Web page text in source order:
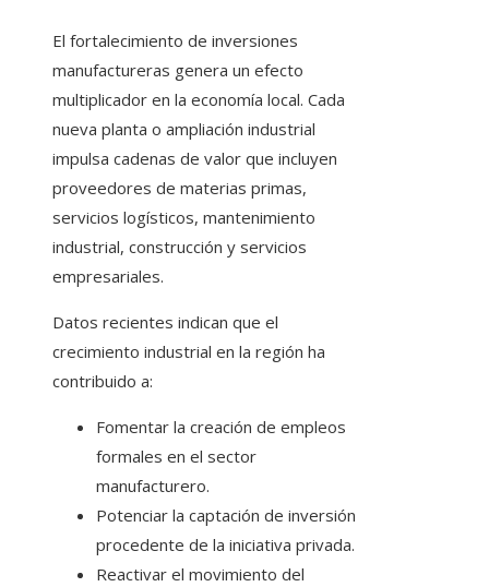
El fortalecimiento de inversiones
manufactureras genera un efecto
multiplicador en la economía local. Cada
nueva planta o ampliación industrial
impulsa cadenas de valor que incluyen
proveedores de materias primas,
servicios logísticos, mantenimiento
industrial, construcción y servicios
empresariales.
Datos recientes indican que el
crecimiento industrial en la región ha
contribuido a:
Fomentar la creación de empleos
formales en el sector
manufacturero.
Potenciar la captación de inversión
procedente de la iniciativa privada.
Reactivar el movimiento del